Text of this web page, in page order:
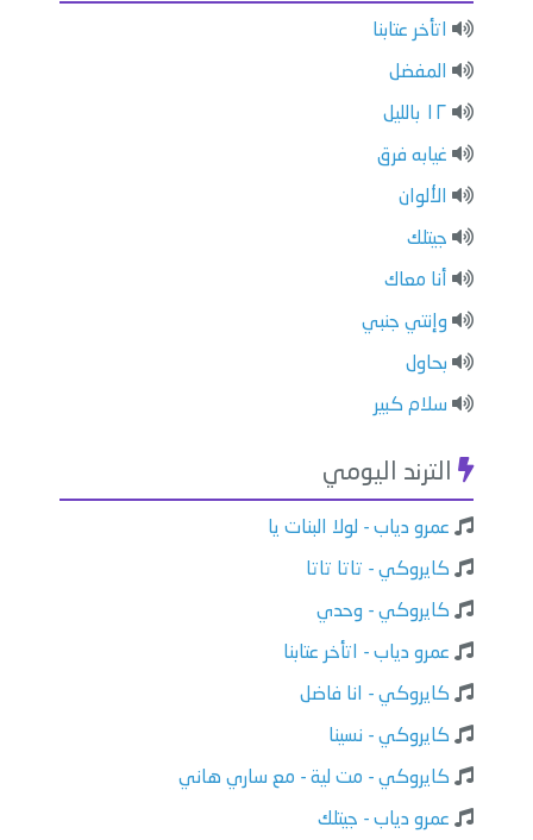
اتأخر عتابنا
المفضل
١٢ بالليل
غيابه فرق
الألوان
جيتلك
أنا معاك
وإنتي جنبي
بحاول
سلام كبير
الترند اليومي
عمرو دياب - لولا البنات يا
كايروكي - تاتا تاتا
كايروكي - وحدي
عمرو دياب - اتأخر عتابنا
كايروكي - انا فاضل
كايروكي - نسينا
كايروكي - مت لية - مع ساري هاني
عمرو دياب - جيتلك